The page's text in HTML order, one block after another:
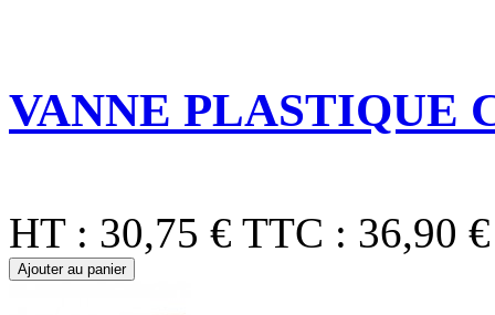
VANNE PLASTIQUE
HT : 30,75 € TTC : 36,90 €
Ajouter au panier